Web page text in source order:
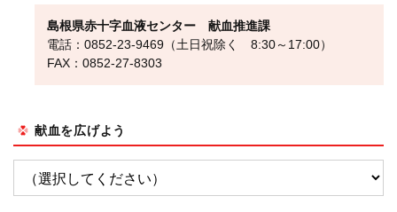
島根県赤十字血液センター 献血推進課
電話：0852-23-9469（土日祝除く 8:30～17:00）
FAX：0852-27-8303
献血を広げよう